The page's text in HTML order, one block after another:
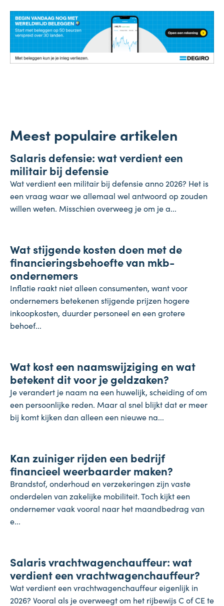
Meest populaire artikelen
7 augustus 2026
Salaris defensie: wat verdient een
militair bij defensie
Wat verdient een militair bij defensie anno 2026? Het is
een vraag waar we allemaal wel antwoord op zouden
willen weten. Misschien overweeg je om je a...
4 augustus 2026
Wat stijgende kosten doen met de
financieringsbehoefte van mkb-
ondernemers
Inflatie raakt niet alleen consumenten, want voor
ondernemers betekenen stijgende prijzen hogere
inkoopkosten, duurder personeel en een grotere
behoef...
31 juli 2026
Wat kost een naamswijziging en wat
betekent dit voor je geldzaken?
Je verandert je naam na een huwelijk, scheiding of om
een persoonlijke reden. Maar al snel blijkt dat er meer
bij komt kijken dan alleen een nieuwe na...
28 juli 2026
Kan zuiniger rijden een bedrijf
financieel weerbaarder maken?
Brandstof, onderhoud en verzekeringen zijn vaste
onderdelen van zakelijke mobiliteit. Toch kijkt een
ondernemer vaak vooral naar het maandbedrag van
e...
27 juli 2026
Salaris vrachtwagenchauffeur: wat
verdient een vrachtwagenchauffeur?
Wat verdient een vrachtwagenchauffeur eigenlijk in
2026? Vooral als je overweegt om het rijbewijs C of CE te